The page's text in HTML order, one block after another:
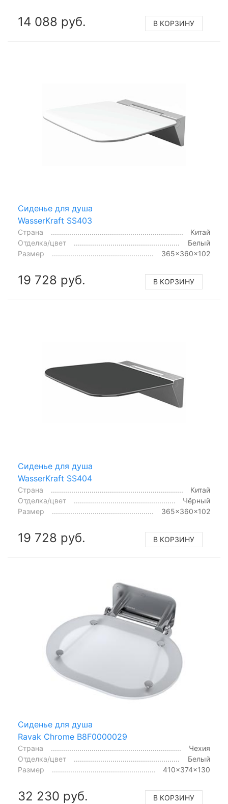
14 088 руб. В КОРЗИНУ
Сиденье для душа
WasserKraft SS403
Страна
Китай
Отделка/цвет
Белый
Размер
365x360x102
19 728 руб. В КОРЗИНУ
Сиденье для душа
WasserKraft SS404
Страна
Китай
Отделка/цвет
Чёрный
Размер
365x360x102
19 728 руб. В КОРЗИНУ
Сиденье для душа
Ravak Chrome B8F0000029
Страна
Чехия
Отделка/цвет
Белый
Размер
410x374x130
32 230 руб. В КОРЗИНУ